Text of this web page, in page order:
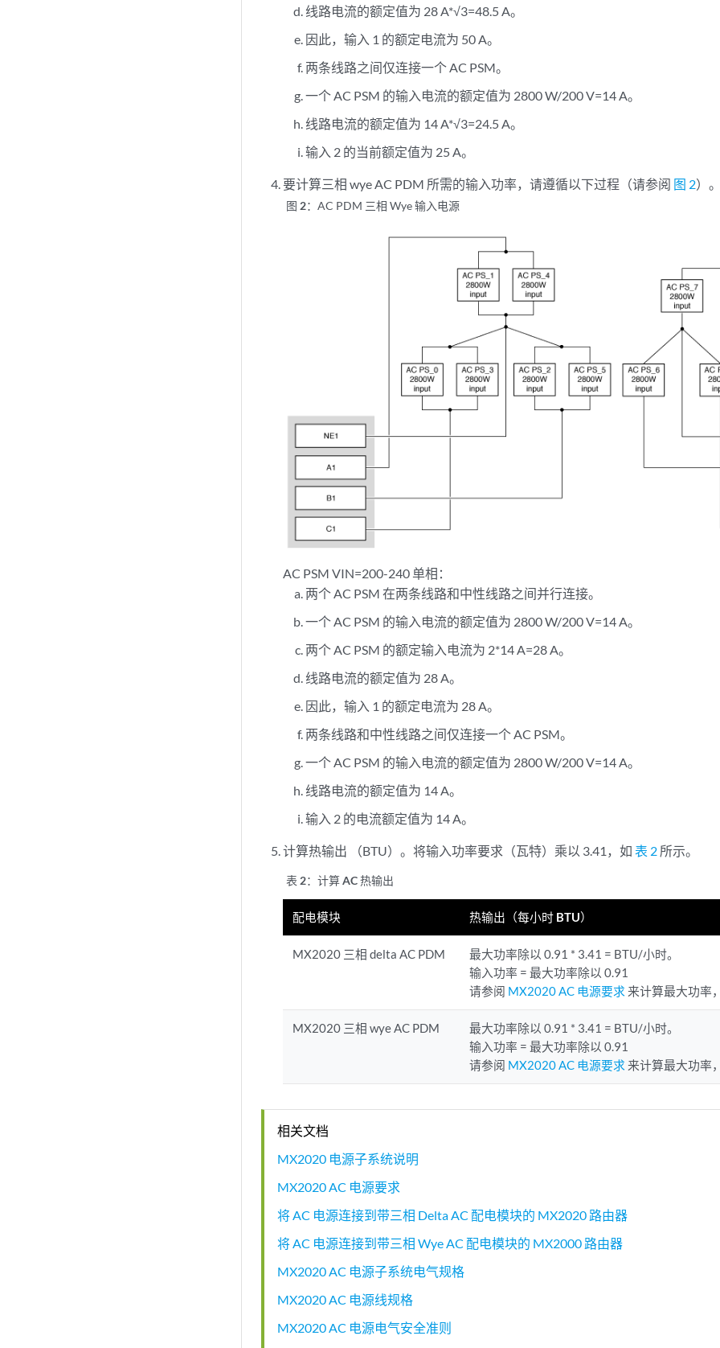
线路电流的额定值为 28 A*√3=48.5 A。
因此，输入 1 的额定电流为 50 A。
两条线路之间仅连接一个 AC PSM。
一个 AC PSM 的输入电流的额定值为 2800 W/200 V=14 A。
线路电流的额定值为 14 A*√3=24.5 A。
输入 2 的当前额定值为 25 A。
要计算三相 wye AC PDM 所需的输入功率，请遵循以下过程（请参阅 图 2）。
图 2：AC PDM 三相 Wye 输入电源
AC PSM VIN=200-240 单相：
两个 AC PSM 在两条线路和中性线路之间并行连接。
一个 AC PSM 的输入电流的额定值为 2800 W/200 V=14 A。
两个 AC PSM 的额定输入电流为 2*14 A=28 A。
线路电流的额定值为 28 A。
因此，输入 1 的额定电流为 28 A。
两条线路和中性线路之间仅连接一个 AC PSM。
一个 AC PSM 的输入电流的额定值为 2800 W/200 V=14 A。
线路电流的额定值为 14 A。
输入 2 的电流额定值为 14 A。
计算热输出 （BTU）。将输入功率要求（瓦特）乘以 3.41，如表 2 所示。
表 2：计算 AC 热输出
配电模块 热输出（每小时 BTU）
MX2020 三相 delta AC PDM
最大功率除以 0.91 * 3.41 = BTU/小时。
输入功率 = 最大功率除以 0.91
请参阅 MX2020 AC 电源要求 来计算最大功率
MX2020 三相 wye AC PDM
最大功率除以 0.91 * 3.41 = BTU/小时。
输入功率 = 最大功率除以 0.91
请参阅 MX2020 AC 电源要求 来计算最大功率
相关文档
MX2020 电源子系统说明
MX2020 AC 电源要求
将 AC 电源连接到带三相 Delta AC 配电模块的 MX2020 路由器
将 AC 电源连接到带三相 Wye AC 配电模块的 MX2000 路由器
MX2020 AC 电源子系统电气规格
MX2020 AC 电源线规格
MX2020 AC 电源电气安全准则